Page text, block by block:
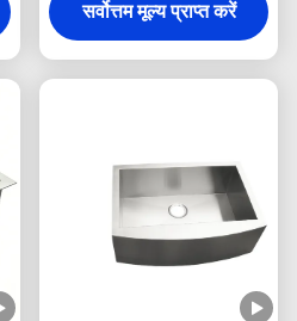
सर्वोत्तम मूल्य प्राप्त करें